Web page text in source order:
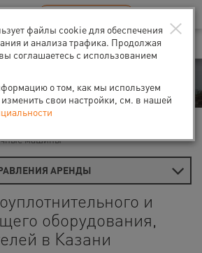
RU EN
машины
АРЕНДЫ
и
оборудования,
в Казани
×
файлы cookie для обеспечения
и анализа трафика. Продолжая
соглашаетесь с использованием
о том, как мы используем
свои настройки, см. в нашей